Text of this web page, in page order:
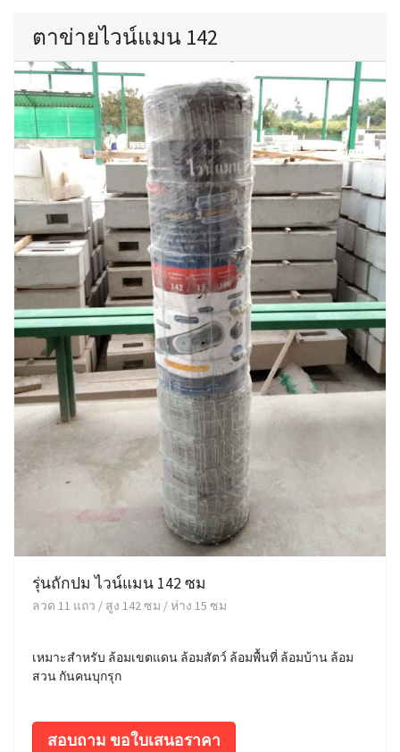
ตาข่ายไวน์แมน 142
รุ่นถักปม ไวน์แมน 142 ซม
ลวด 11 แถว / สูง 142 ซม / ห่าง 15 ซม
เหมาะสำหรับ ล้อมเขตแดน ล้อมสัตว์ ล้อมพื้นที่ ล้อมบ้าน ล้อม
สวน กันคนบุกรุก
สอบถาม ขอใบเสนอราคา